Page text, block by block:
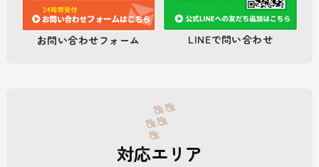
お問い合わせフォーム LINEで問い合わせ
対応エリア